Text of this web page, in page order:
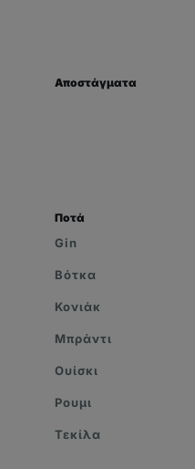
Αποστάγματα
Ποτά
Gin
Βότκα
Κονιάκ
Μπράντι
Ουίσκι
Ρουμι
Τεκίλα